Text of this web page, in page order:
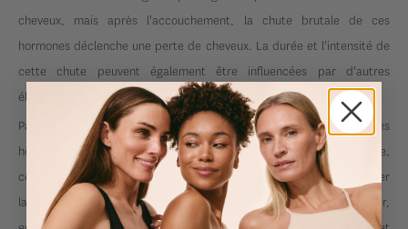
cheveux, mais après l'accouchement, la chute brutale de ces
hormones déclenche une perte de cheveux. La durée et l'intensité de
cette chute peuvent également être influencées par d'autres
éléments.
Par exemple, l'allaitement peut prolonger la production de certaines
hormones, retardant ainsi la chute de cheveux. Le stress et la fatigue,
courants après l'arrivée d'un nouveau-né, peuvent également aggraver
la situation. De plus, des carences nutritionnelles, notamment en fer,